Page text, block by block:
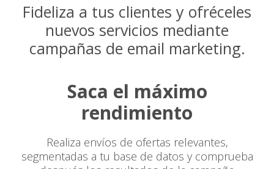
Fideliza a tus clientes y ofréceles
nuevos servicios mediante
campañas de email marketing.
Saca el máximo
rendimiento
Realiza envíos de ofertas relevantes,
segmentadas a tu base de datos y comprueba